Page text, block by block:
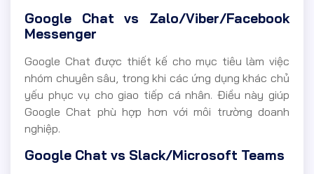
Google Chat vs Zalo/Viber/Facebook
Messenger
Google Chat được thiết kế cho mục tiêu làm việc
nhóm chuyên sâu, trong khi các ứng dụng khác chủ
yếu phục vụ cho giao tiếp cá nhân. Điều này giúp
Google Chat phù hợp hơn với môi trường doanh
nghiệp.
Google Chat vs Slack/Microsoft Teams